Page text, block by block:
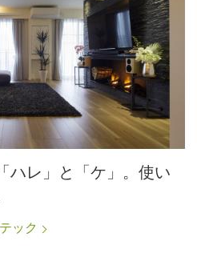
ハレ」と「ケ」。使い
ック